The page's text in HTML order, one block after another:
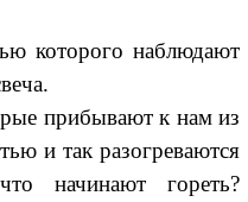
которого наблюдают
прибывают к нам из
и так разогреваются
начинают гореть?